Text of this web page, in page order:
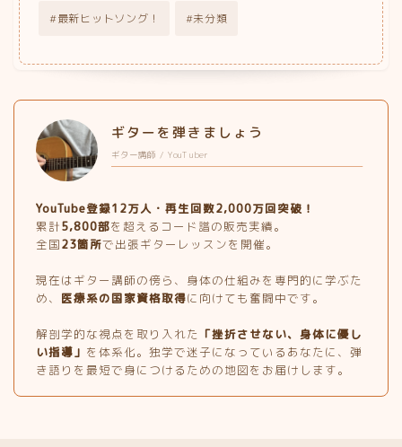
最新ヒットソング！ 未分類
ギターを弾きましょう
ギター講師 / YouTuber
YouTube登録12万人・再生回数2,000万回突破！
累計5,800部を超えるコード譜の販売実績。
全国23箇所で出張ギターレッスンを開催。
現在はギター講師の傍ら、身体の仕組みを専門的に学ぶた
め、 医療系の国家資格取得に向けても奮闘中です。
解剖学的な視点を取り入れた 「挫折させない、身体に優し
い指導」 を体系化。独学で迷子になっているあなたに、弾
き語りを最短で身につけるための地図をお届けします。